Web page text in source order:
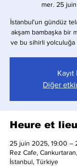
mer. 25 juin
İstanbul'un gündüz
akşam bambaşka bir
ve bu sihirli
Kayıt
Diğer
Heure et lieu
25 juin 2025, 19:00 –
Rez Cafe,
İstanbul, Türkiye